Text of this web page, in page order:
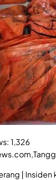
1,326
| Insiden